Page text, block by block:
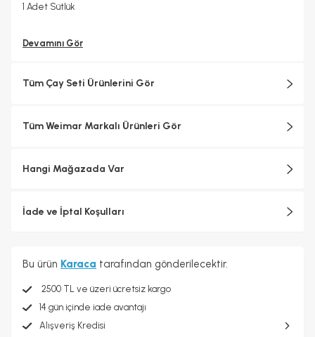
1 Adet Sütlük
Devamını Gör
Tüm Çay Seti Ürünlerini Gör
Tüm Weimar Markalı Ürünleri Gör
Hangi Mağazada Var
İade ve İptal Koşulları
Bu ürün Karaca tarafından gönderilecektir.
2500 TL ve üzeri ücretsiz kargo
14 gün içinde iade avantajı
Alışveriş Kredisi